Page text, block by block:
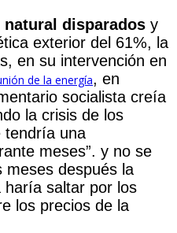
disparados y
exterior del 61%, la
en su intervención en
de la energía, en
socialista creía
la crisis de los
tendría una
meses”. y no se
meses después la
haría saltar por los
los precios de la